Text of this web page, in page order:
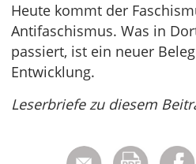
Heute kommt der
Antifaschismus. Was in
passiert, ist ein neuer
Entwicklung.
Leserbriefe zu diesem